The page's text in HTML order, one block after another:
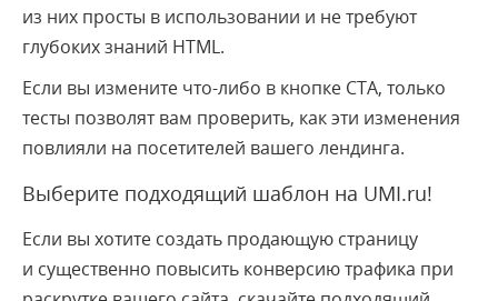
из них просты в использовании и не требуют
глубоких знаний HTML.
Если вы измените что-либо в кнопке СТА, только
тесты позволят вам проверить, как эти изменения
повлияли на посетителей вашего лендинга.
Выберите подходящий шаблон на UMI.ru!
Если вы хотите создать продающую страницу
и существенно повысить конверсию трафика при